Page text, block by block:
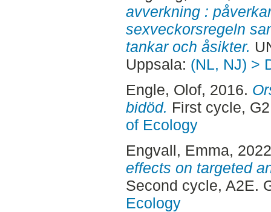
avverkning :
sexveckorsregeln
tankar och åsikter.
Uppsala: (NL, NJ) >
Engle, Olof, 2016.
bidöd. First cycle,
of Ecology
Engvall, Emma,
effects on targeted
Second cycle, A2E.
Ecology